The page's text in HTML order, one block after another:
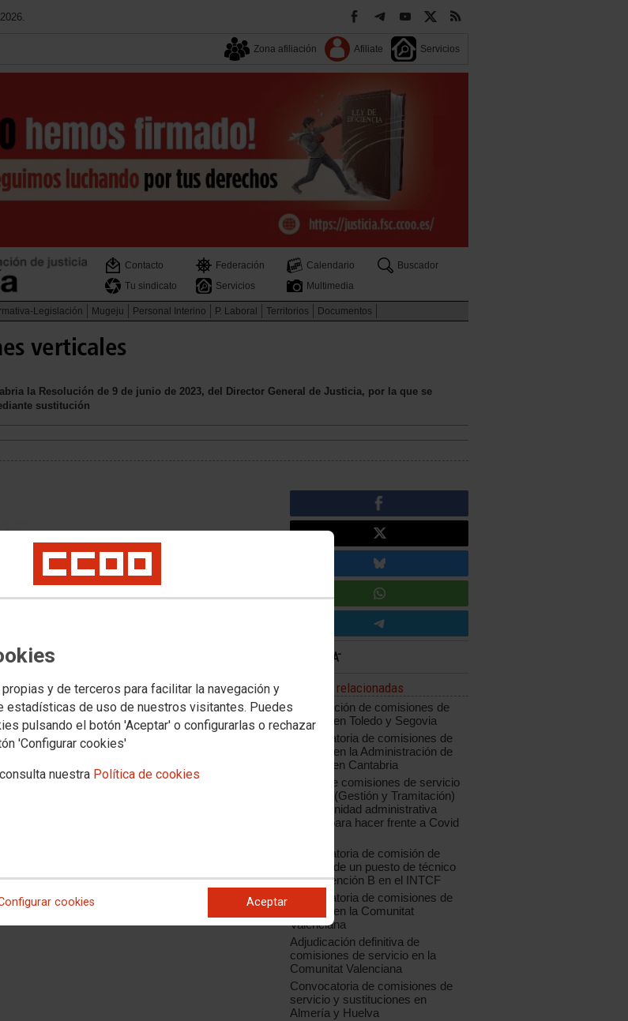
y de terceros para facilitar la navegación y
estadísticas de uso de nuestros visitantes. Puedes
pulsando el botón 'Aceptar' o configurarlas o rechazar
'Configurar cookies'
nuestra Política de cookies
cookies Aceptar
Zona afiliación Afiliate Servicios
Contacto Federación Calendario
Buscador
Tu sindicato
Servicios Multimedia
Legislación Mugeju Personal Interino P. Laboral Territorios Documentos
verticales
la Resolución de 9 de junio de 2023, del Director General de Justicia, por la que se
sustitución
Noticias relacionadas
Adjudicación de comisiones de
servicio en Toledo y Segovia
Convocatoria de comisiones de
servicio en la Administración de
Justicia en Cantabria
Oferta de comisiones de servicio
04/2020 (Gestión y Tramitación)
para la unidad administrativa
creada para hacer frente a Covid
Convocatoria de comisión de
servicio de un puesto de técnico
de Prevención B en el INTCF
Convocatoria de comisiones de
servicio en la Comunitat
Valenciana
Adjudicación definitiva de
comisiones de servicio en la
Comunitat Valenciana
Convocatoria de comisiones de
servicio y sustituciones en
Almería y Huelva